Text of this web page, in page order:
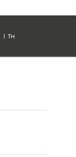
TH